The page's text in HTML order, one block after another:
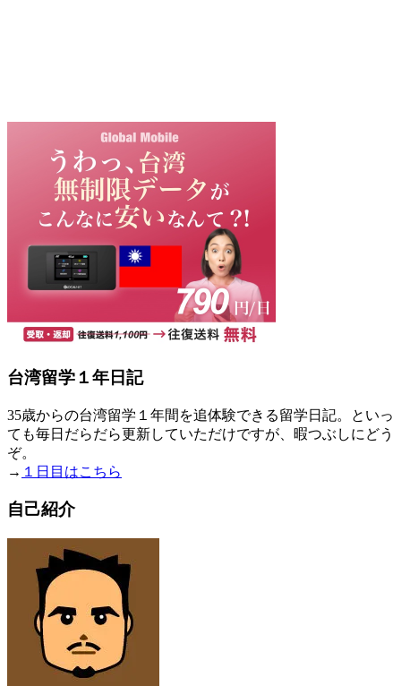
台湾留学１年日記
35歳からの台湾留学１年間を追体験できる留学日記。といっ
ても毎日だらだら更新していただけですが、暇つぶしにどう
ぞ。
→ １日目はこちら
自己紹介